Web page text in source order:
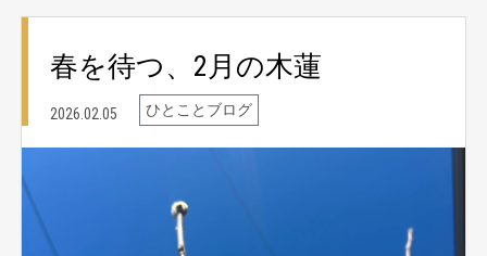
春を待つ、2月の木蓮
2026.02.05 ひとことブログ